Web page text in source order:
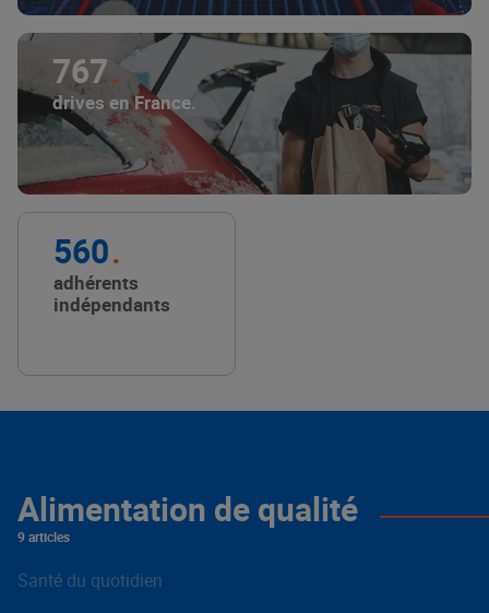
767
drives en France.
560
adhérents
indépendants
Alimentation de qualité
9 articles
Santé du quotidien